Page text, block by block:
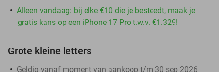
Alleen vandaag: bij elke €10 die je besteedt, maak je
gratis kans op een iPhone 17 Pro t.w.v. €1.329!
Grote kleine letters
Geldig vanaf moment van aankoop t/m 30 sep 2026